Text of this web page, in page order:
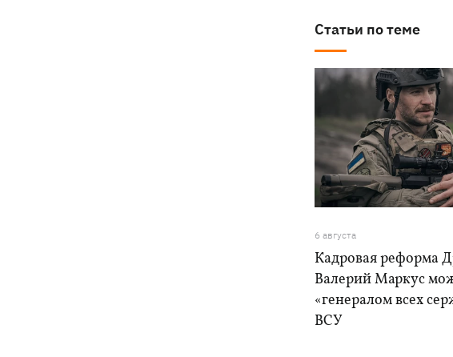
Статьи по теме
6 августа
Кадровая реформа
Валерий Маркус
«генералом всех
ВСУ